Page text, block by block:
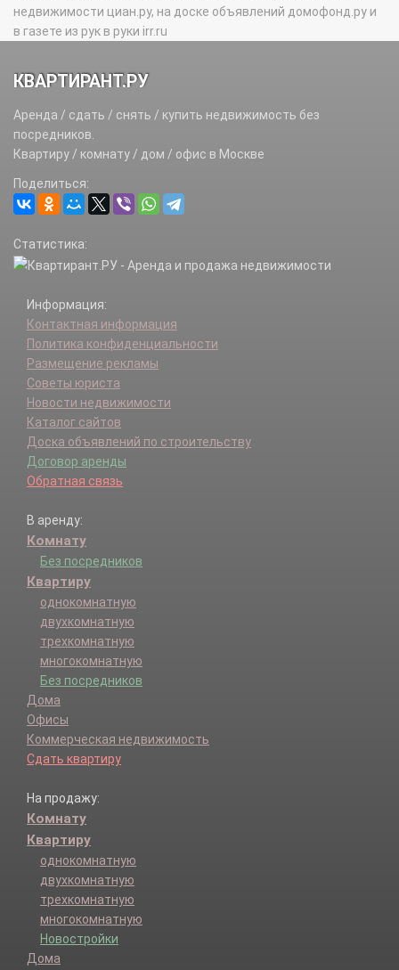
Зосимова Пустынь п.
Игнатово д.
Круги п.
Кузнецово д.
Кузнецовский п.
Лукино д.
Малеевка д.
Новиково д.
Ожигово д.
Рассудово п.
Рассудово д.
Руднево д.
Талызина х.
Тимуровец ДГ п.
Федоровское д.
Хмырово д.
Хутора Гуляевы х.
Юрьево д.
Яковлевское д.
недвижимости циан.ру, на доске объявлений домофонд.ру и
в газете из рук в руки irr.ru
КВАРТИРАНТ.РУ
Аренда / сдать / снять / купить недвижимость без
посредников.
Квартиру / комнату / дом / офис в Москве
Поделиться:
Статистика:
Информация:
Контактная информация
Политика конфиденциальности
Размещение рекламы
Советы юриста
Новости недвижимости
Каталог сайтов
Доска объявлений по строительству
Договор аренды
Обратная связь
В аренду:
Комнату
Без посредников
Квартиру
однокомнатную
двухкомнатную
трехкомнатную
многокомнатную
Без посредников
Дома
Офисы
Коммерческая недвижимость
Сдать квартиру
На продажу:
Комнату
Квартиру
однокомнатную
двухкомнатную
трехкомнатную
многокомнатную
Новостройки
Дома